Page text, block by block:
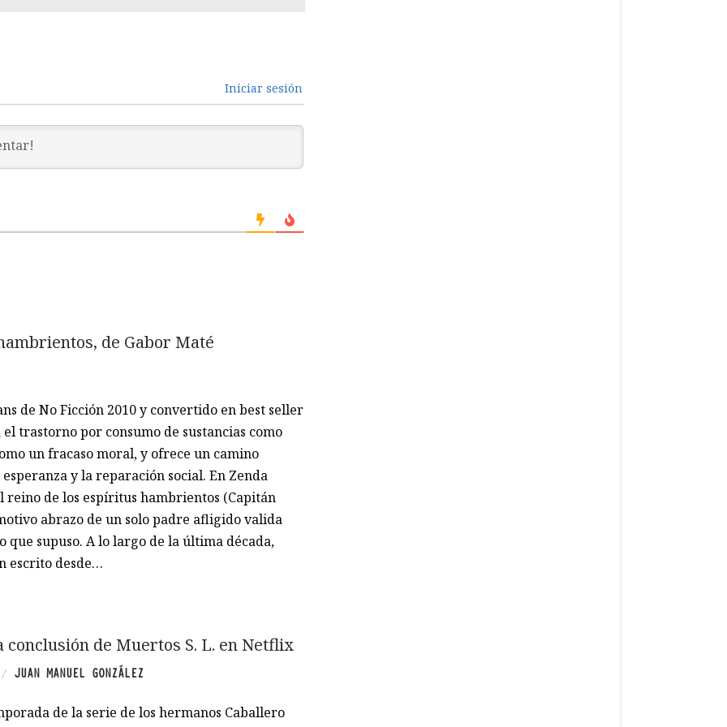
Iniciar sesión
de Gabor Maté
de No Ficción 2010 y convertido en best seller
trastorno por consumo de sustancias como
un fracaso moral, y ofrece un camino
y la reparación social. En Zenda
reino de los espíritus hambrientos (Capitán
abrazo de un solo padre afligido valida
supuso. A lo largo de la última década,
escrito desde…
conclusión de Muertos S. L. en Netflix
/ JUAN MANUEL GONZÁLEZ
de la serie de los hermanos Caballero